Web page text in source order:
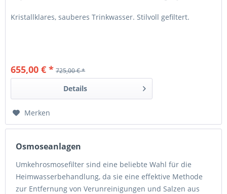
Kristallklares, sauberes Trinkwasser. Stilvoll gefiltert.
655,00 € * 725,00 € *
Details
Merken
Osmoseanlagen
Umkehrosmosefilter sind eine beliebte Wahl für die
Heimwasserbehandlung, da sie eine effektive Methode
zur Entfernung von Verunreinigungen und Salzen aus